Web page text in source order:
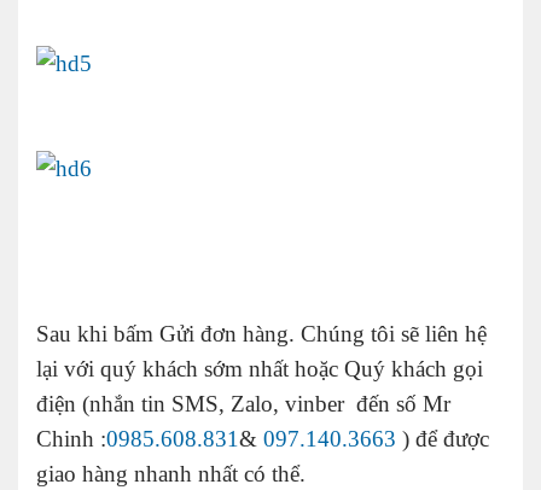
Sau khi bấm Gửi đơn hàng. Chúng tôi sẽ liên hệ
lại với quý khách sớm nhất hoặc Quý khách gọi
điện (nhắn tin SMS, Zalo, vinber đến số Mr
Chinh :0985.608.831& 097.140.3663 ) để được
giao hàng nhanh nhất có thể.